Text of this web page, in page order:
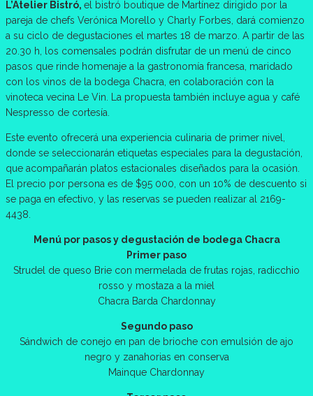
L’Atelier Bistró, el bistró boutique de Martínez dirigido por la
pareja de chefs Verónica Morello y Charly Forbes, dará comienzo
a su ciclo de degustaciones el martes 18 de marzo. A partir de las
20.30 h, los comensales podrán disfrutar de un menú de cinco
pasos que rinde homenaje a la gastronomía francesa, maridado
con los vinos de la bodega Chacra, en colaboración con la
vinoteca vecina Le Vin. La propuesta también incluye agua y café
Nespresso de cortesía.
Este evento ofrecerá una experiencia culinaria de primer nivel,
donde se seleccionarán etiquetas especiales para la degustación,
que acompañarán platos estacionales diseñados para la ocasión.
El precio por persona es de $95 000, con un 10% de descuento si
se paga en efectivo, y las reservas se pueden realizar al 2169-
4438.
Menú por pasos y degustación de bodega Chacra
Primer paso
Strudel de queso Brie con mermelada de frutas rojas, radicchio
rosso y mostaza a la miel
Chacra Barda Chardonnay
Segundo paso
Sándwich de conejo en pan de brioche con emulsión de ajo
negro y zanahorias en conserva
Mainque Chardonnay